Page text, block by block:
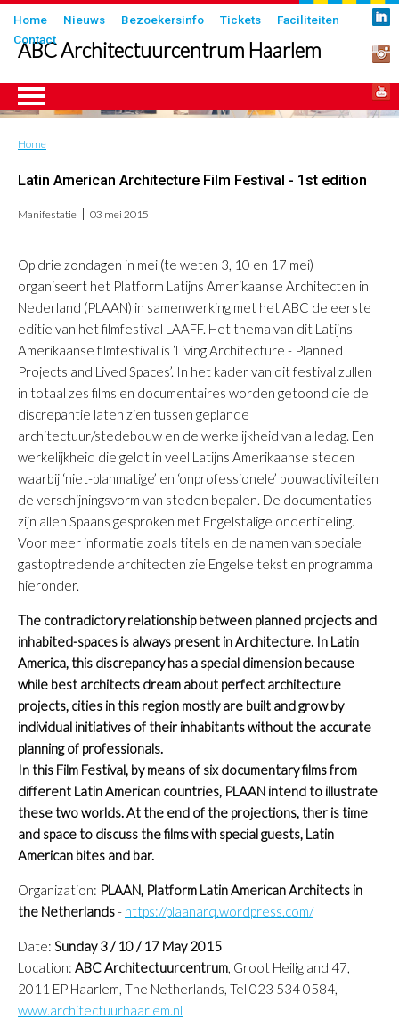
Overslaan
en
naar
inhoud
gaan
Submenu
Home Nieuws Bezoekersinfo Tickets
Faciliteiten
Contact
ABC Architectuurcentrum Haarlem
Kruimelpad
Home
Latin American Architecture Film Festival - 1st edition
Manifestatie 03 mei 2015
Op drie zondagen in mei (te weten 3, 10 en 17 mei)
organiseert het Platform Latijns Amerikaanse Architecten in
Nederland (PLAAN) in samenwerking met het ABC de eerste
editie van het filmfestival LAAFF. Het thema van dit Latijns
Amerikaanse filmfestival is ‘Living Architecture - Planned
Projects and Lived Spaces’. In het kader van dit festival zullen
in totaal zes films en documentaires worden getoond die de
discrepantie laten zien tussen geplande
architectuur/stedebouw en de werkelijkheid van alledag. Een
werkelijkheid die geldt in veel Latijns Amerikaanse steden
waarbij ‘niet-planmatige’ en ‘onprofessionele’ bouwactiviteiten
de verschijningsvorm van steden bepalen. De documentaties
zijn allen Spaans gesproken met Engelstalige ondertiteling.
Voor meer informatie zoals titels en de namen van speciale
gastoptredende architecten zie Engelse tekst en programma
hieronder.
The contradictory relationship between planned projects and
inhabited-spaces is always present in Architecture. In Latin
America, this discrepancy has a special dimension because
while best architects dream about perfect architecture
projects, cities in this region mostly are built and grow by
individual initiatives of their inhabitants without the accurate
planning of professionals.
In this Film Festival, by means of six documentary films from
different Latin American countries, PLAAN intend to illustrate
these two worlds. At the end of the projections, ther is time
and space to discuss the films with special guests, Latin
American bites and bar.
Organization: PLAAN, Platform Latin American Architects in
the Netherlands- https://plaanarq.wordpress.com/
Date: Sunday 3 / 10 / 17 May 2015
Location: ABC Architectuurcentrum, Groot Heiligland 47,
2011 EP Haarlem, The Netherlands, Tel 023 534 0584,
www.architectuurhaarlem.nl